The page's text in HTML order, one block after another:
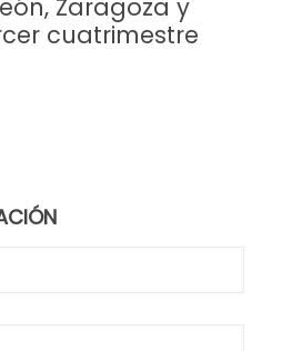
Zaragoza y
cuatrimestre